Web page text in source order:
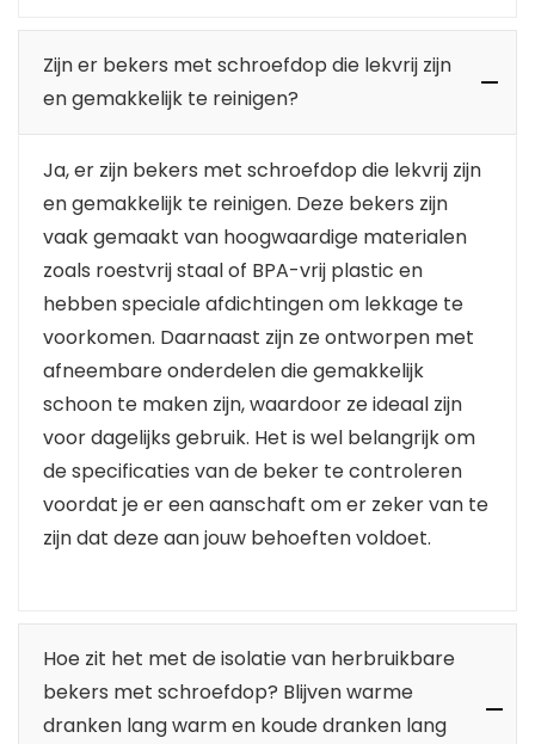
Zijn er bekers met schroefdop die lekvrij zijn
en gemakkelijk te reinigen?
Ja, er zijn bekers met schroefdop die lekvrij zijn
en gemakkelijk te reinigen. Deze bekers zijn
vaak gemaakt van hoogwaardige materialen
zoals roestvrij staal of BPA-vrij plastic en
hebben speciale afdichtingen om lekkage te
voorkomen. Daarnaast zijn ze ontworpen met
afneembare onderdelen die gemakkelijk
schoon te maken zijn, waardoor ze ideaal zijn
voor dagelijks gebruik. Het is wel belangrijk om
de specificaties van de beker te controleren
voordat je er een aanschaft om er zeker van te
zijn dat deze aan jouw behoeften voldoet.
Hoe zit het met de isolatie van herbruikbare
bekers met schroefdop? Blijven warme
dranken lang warm en koude dranken lang